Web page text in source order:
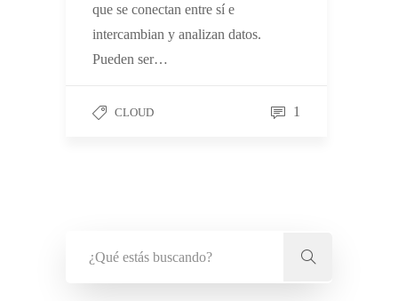
que se conectan entre sí e
intercambian y analizan datos.
Pueden ser…
CLOUD 1